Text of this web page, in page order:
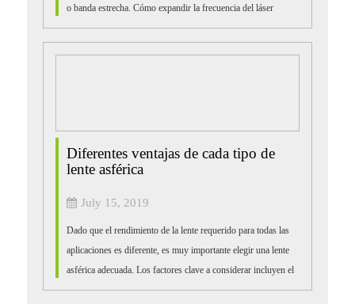
o banda estrecha. Cómo expandir la frecuencia del láser
formando ultra banda ancha, super str...
Diferentes ventajas de cada tipo de
lente asférica
July 15, 2019
Dado que el rendimiento de la lente requerido para todas las
aplicaciones es diferente, es muy importante elegir una lente
asférica adecuada. Los factores clave a considerar incluyen el
cronograma de su proyecto, el desempeño general...